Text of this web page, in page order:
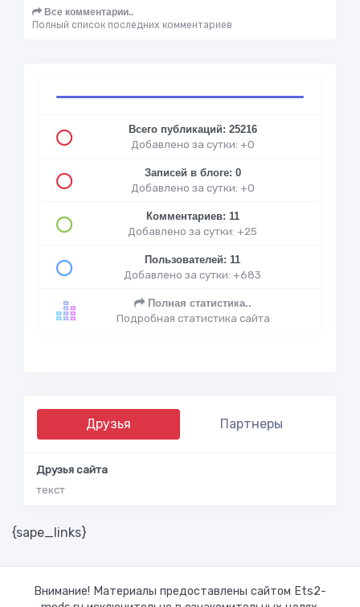
Все комментарии..
Полный список последних комментариев
Всего публикаций: 25216
Добавлено за сутки: +0
Записей в блоге: 0
Добавлено за сутки: +0
Комментариев: 11
Добавлено за сутки: +25
Пользователей: 11
Добавлено за сутки: +683
Полная статистика..
Подробная статистика сайта
Друзья Партнеры
Друзья сайта
текст
{sape_links}
Внимание! Материалы предоставлены сайтом Ets2-